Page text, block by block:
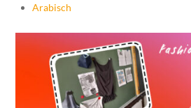
Arabisch